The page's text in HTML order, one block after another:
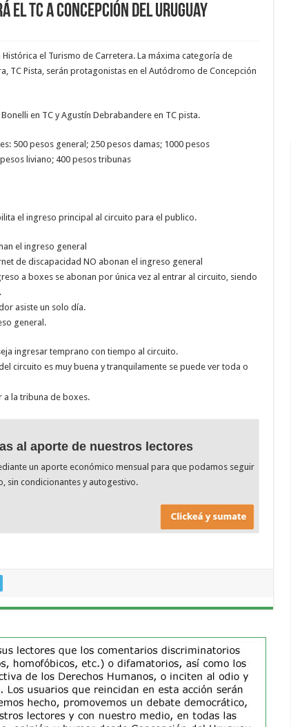
TC a Concepción del Uruguay
Histórica el Turismo de Carretera. La máxima categoría de
TC Pista, serán protagonistas en el Autódromo de Concepción
en TC y Agustín Debrabandere en TC pista.
500 pesos general; 250 pesos damas; 1000 pesos
liviano; 400 pesos tribunas
el ingreso principal al circuito para el publico.
el ingreso general
de discapacidad NO abonan el ingreso general
a boxes se abonan por única vez al entrar al circuito, siendo
asiste un solo día.
general.
ingresar temprano con tiempo al circuito.
circuito es muy buena y tranquilamente se puede ver toda o
a la tribuna de boxes.
al aporte de nuestros lectores
un aporte económico mensual para que podamos seguir
sin condicionantes y autogestivo.